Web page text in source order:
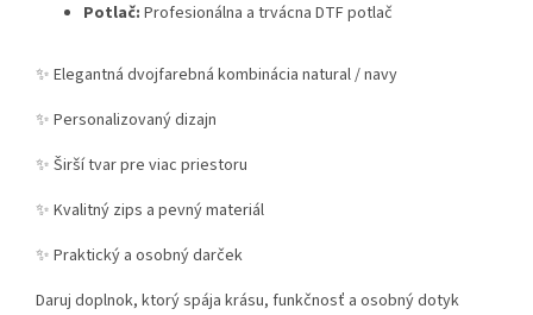
Potlač: Profesionálna a trvácna DTF potlač
✨ Elegantná dvojfarebná kombinácia natural / navy
✨ Personalizovaný dizajn
✨ Širší tvar pre viac priestoru
✨ Kvalitný zips a pevný materiál
✨ Praktický a osobný darček
Daruj doplnok, ktorý spája krásu, funkčnosť a osobný dotyk